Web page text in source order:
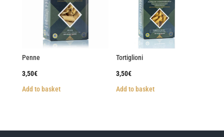
Penne
3,50€
Add to basket
Tortiglioni
3,50€
Add to basket